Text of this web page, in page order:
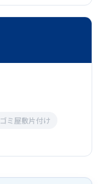
ゴミ屋敷片付け